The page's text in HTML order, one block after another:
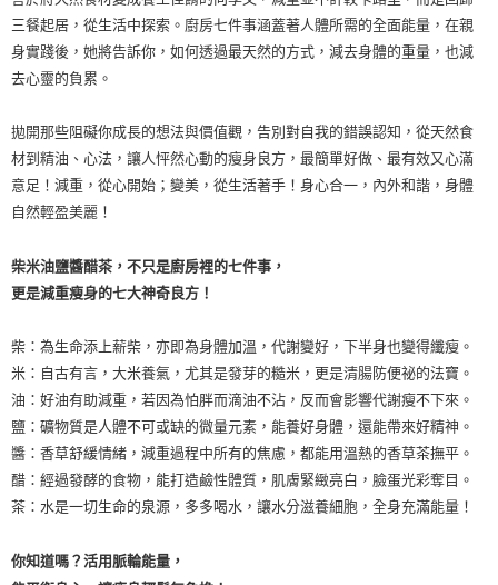
三餐起居，從生活中探索。廚房七件事涵蓋著人體所需的全面能量，在親
身實踐後，她將告訴你，如何透過最天然的方式，減去身體的重量，也減
去心靈的負累。
拋開那些阻礙你成長的想法與價值觀，告別對自我的錯誤認知，從天然食
材到精油、心法，讓人怦然心動的瘦身良方，最簡單好做、最有效又心滿
意足！減重，從心開始；變美，從生活著手！身心合一，內外和諧，身體
自然輕盈美麗！
柴米油鹽醬醋茶，不只是廚房裡的七件事，
更是減重瘦身的七大神奇良方！
柴：為生命添上薪柴，亦即為身體加溫，代謝變好，下半身也變得纖瘦。
米：自古有言，大米養氣，尤其是發芽的糙米，更是清腸防便祕的法寶。
油：好油有助減重，若因為怕胖而滴油不沾，反而會影響代謝瘦不下來。
鹽：礦物質是人體不可或缺的微量元素，能養好身體，還能帶來好精神。
醬：香草舒緩情緒，減重過程中所有的焦慮，都能用溫熱的香草茶撫平。
醋：經過發酵的食物，能打造鹼性體質，肌膚緊緻亮白，臉蛋光彩奪目。
茶：水是一切生命的泉源，多多喝水，讓水分滋養細胞，全身充滿能量！
你知道嗎？活用脈輪能量，